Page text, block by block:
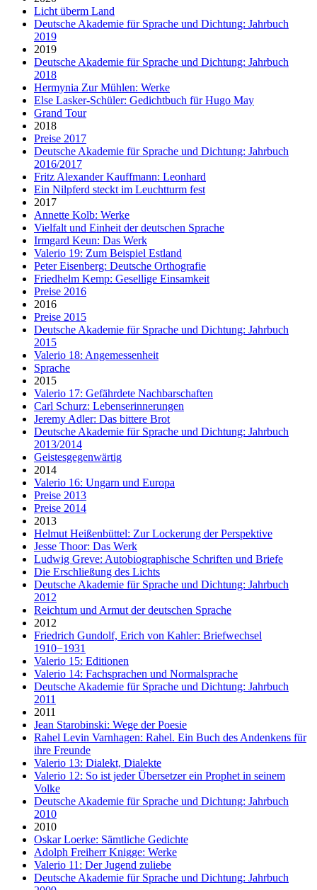
Licht überm Land
Deutsche Akademie für Sprache und Dichtung: Jahrbuch
2019
2019
Deutsche Akademie für Sprache und Dichtung: Jahrbuch
2018
Hermynia Zur Mühlen: Werke
Else Lasker-Schüler: Gedichtbuch für Hugo May
Grand Tour
2018
Preise 2017
Deutsche Akademie für Sprache und Dichtung: Jahrbuch
2016/2017
Fritz Alexander Kauffmann: Leonhard
Ein Nilpferd steckt im Leuchtturm fest
2017
Annette Kolb: Werke
Vielfalt und Einheit der deutschen Sprache
Irmgard Keun: Das Werk
Valerio 19: Zum Beispiel Estland
Peter Eisenberg: Deutsche Orthografie
Friedhelm Kemp: Gesellige Einsamkeit
Preise 2016
2016
Preise 2015
Deutsche Akademie für Sprache und Dichtung: Jahrbuch
2015
Valerio 18: Angemessenheit
Sprache
2015
Valerio 17: Gefährdete Nachbarschaften
Carl Schurz: Lebenserinnerungen
Jeremy Adler: Das bittere Brot
Deutsche Akademie für Sprache und Dichtung: Jahrbuch
2013/2014
Geistesgegenwärtig
2014
Valerio 16: Ungarn und Europa
Preise 2013
Preise 2014
2013
Helmut Heißenbüttel: Zur Lockerung der Perspektive
Jesse Thoor: Das Werk
Ludwig Greve: Autobiographische Schriften und Briefe
Die Erschließung des Lichts
Deutsche Akademie für Sprache und Dichtung: Jahrbuch
2012
Reichtum und Armut der deutschen Sprache
2012
Friedrich Gundolf, Erich von Kahler: Briefwechsel
1910−1931
Valerio 15: Editionen
Valerio 14: Fachsprachen und Normalsprache
Deutsche Akademie für Sprache und Dichtung: Jahrbuch
2011
2011
Jean Starobinski: Wege der Poesie
Rahel Levin Varnhagen: Rahel. Ein Buch des Andenkens für
ihre Freunde
Valerio 13: Dialekt, Dialekte
Valerio 12: So ist jeder Übersetzer ein Prophet in seinem
Volke
Deutsche Akademie für Sprache und Dichtung: Jahrbuch
2010
2010
Oskar Loerke: Sämtliche Gedichte
Adolph Freiherr Knigge: Werke
Valerio 11: Der Jugend zuliebe
Deutsche Akademie für Sprache und Dichtung: Jahrbuch